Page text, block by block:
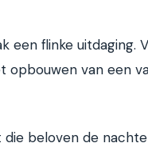
een flinke uitdaging.
van een
beloven de